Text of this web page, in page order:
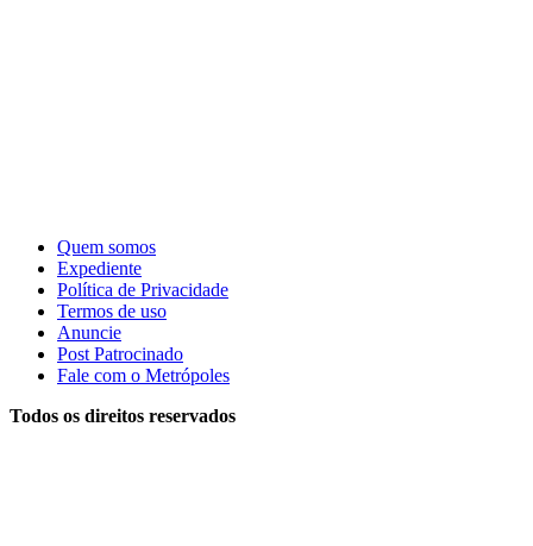
Quem somos
Expediente
Política de Privacidade
Termos de uso
Anuncie
Post Patrocinado
Fale com o Metrópoles
Todos os direitos reservados